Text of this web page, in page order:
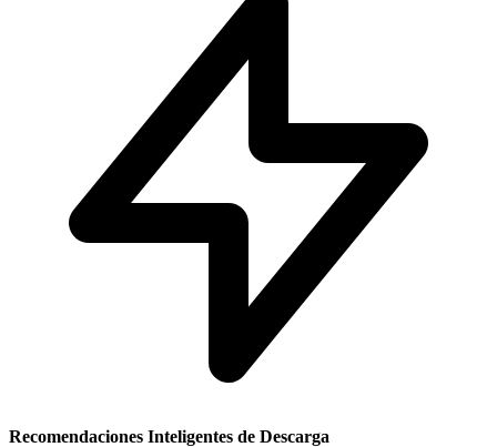
Recomendaciones Inteligentes de Descarga